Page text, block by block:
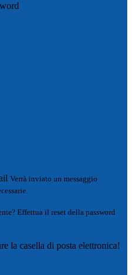
Verrà inviato un messaggio
Effettua il reset della password
la casella di posta elettronica!